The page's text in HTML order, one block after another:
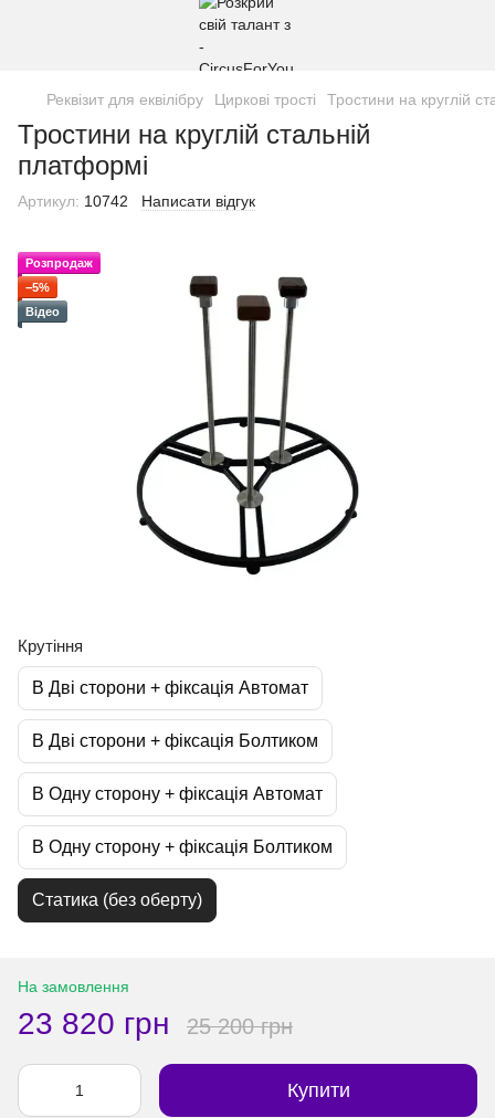
Реквізит для еквілібру Циркові трості Тростини на круглій
Тростини на круглій стальній
платформі
Артикул: 10742 Написати відгук
Розпродаж
−5%
Відео
Крутіння
В Дві сторони + фіксація Автомат
В Дві сторони + фіксація Болтиком
В Одну сторону + фіксація Автомат
В Одну сторону + фіксація Болтиком
Статика (без оберту)
На замовлення
23 820 грн 25 200 грн
Купити